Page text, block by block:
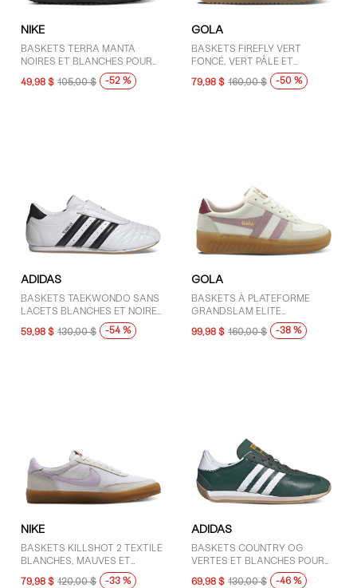
NIKE
BASKETS TERRA MANTA
NOIRES ET BLANCHES POUR
49,98 $ 105,00 $ -52 %
GOLA
BASKETS FIREFLY VERT
FONCÉ, VERT PÂLE ET
BLANCHES POUR FEMMES
79,98 $ 160,00 $ -50 %
ADIDAS
BASKETS TAEKWONDO SANS
LACETS BLANCHES ET NOIRES
POUR FEMMES
59,98 $ 130,00 $ -54 %
GOLA
BASKETS À PLATEFORME
GRANDSLAM ELITE
BLANCHES, ROSES ET
ROUGES POUR FEMMES
99,98 $ 160,00 $ -38 %
NIKE
BASKETS KILLSHOT 2 TEXTILE
BLANCHES, MAUVES ET
GOMME POUR FEMMES
79,98 $ 120,00 $ -33 %
ADIDAS
BASKETS COUNTRY OG
VERTES ET BLANCHES POUR
FEMMES
69,98 $ 130,00 $ -46 %